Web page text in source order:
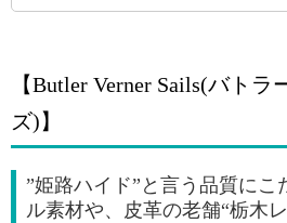
【Butler Verner Sails(バト
ズ)】
”姫路ハイド”と言う品質にこ
ル素材や、皮革の老舗“栃木